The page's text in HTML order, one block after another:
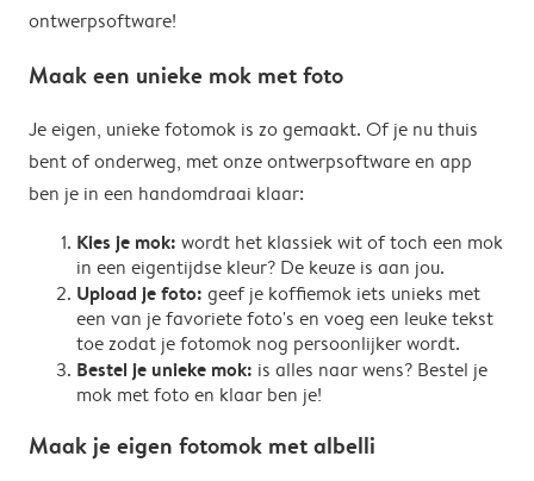
ontwerpsoftware!
Maak een unieke mok met foto
Je eigen, unieke fotomok is zo gemaakt. Of je nu thuis
bent of onderweg, met onze ontwerpsoftware en app
ben je in een handomdraai klaar:
Kies je mok: wordt het klassiek wit of toch een mok
in een eigentijdse kleur? De keuze is aan jou.
Upload je foto: geef je koffiemok iets unieks met
een van je favoriete foto's en voeg een leuke tekst
toe zodat je fotomok nog persoonlijker wordt.
Bestel je unieke mok: is alles naar wens? Bestel je
mok met foto en klaar ben je!
Maak je eigen fotomok met albelli